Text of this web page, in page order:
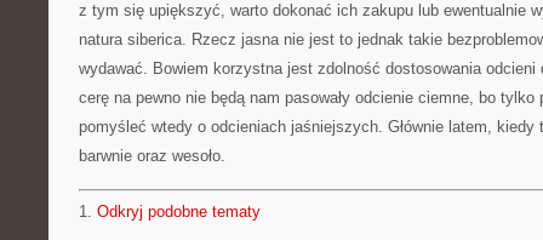
z tym się upiększyć, warto dokonać ich zakupu lub ewentualnie
natura siberica. Rzecz jasna nie jest to jednak takie
wydawać. Bowiem korzystna jest zdolność dostosowania odcieni
cerę na pewno nie będą nam pasowały odcienie ciemne, bo tylko
pomyśleć wtedy o odcieniach jaśniejszych. Głównie latem, kiedy
barwnie oraz wesoło.
1. Odkryj podobne tematy